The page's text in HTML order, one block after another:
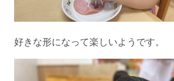
好きな形になって楽しいようです。